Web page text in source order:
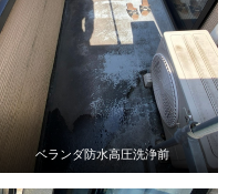
ベランダ防水高圧洗浄前